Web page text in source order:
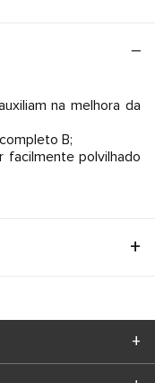
na melhora da
B;
polvilhado